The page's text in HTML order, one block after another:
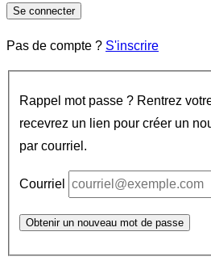
Se connecter
Pas de compte ? S'inscrire
Rappel mot passe ? Rentrez
recevrez un lien pour créer un
par courriel.
Courriel
Obtenir un nouveau mot de passe